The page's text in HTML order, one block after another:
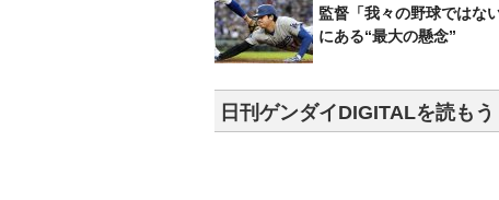
監督「我々の野球ではな
にある“最大の懸念”
日刊ゲンダイDIGITALを読もう